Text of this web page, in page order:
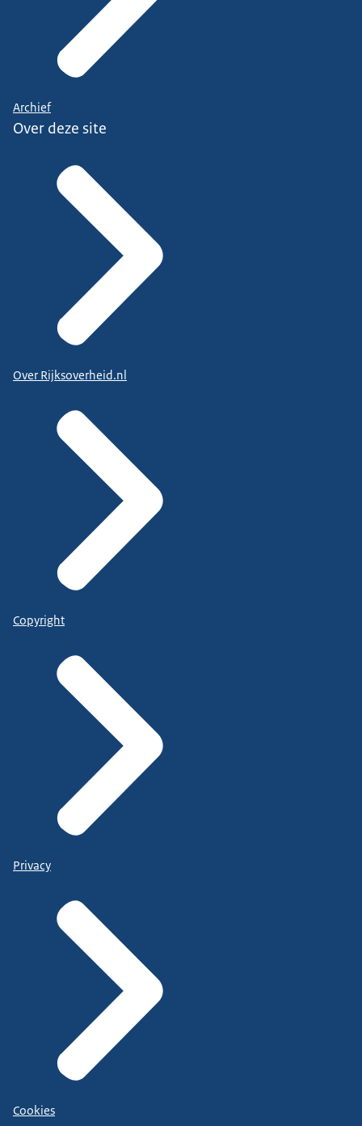
Archief
Over deze site
Over Rijksoverheid.nl
Copyright
Privacy
Cookies